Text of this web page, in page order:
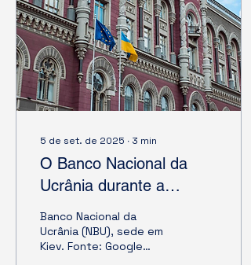
5 de set. de 2025 ∙ 3 min
O Banco Nacional da
Ucrânia durante a
guerra: avaliação
preliminar de ações e
efeitos
Banco Nacional da
Ucrânia (NBU), sede em
Kiev. Fonte: Google